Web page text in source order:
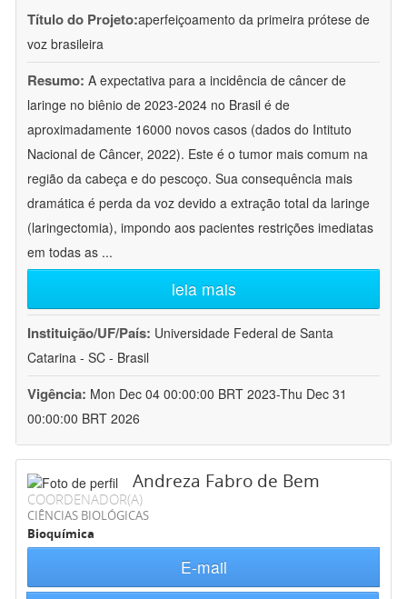
Título do Projeto:aperfeiçoamento da primeira prótese de
voz brasileira
Resumo: A expectativa para a incidência de câncer de
laringe no biênio de 2023-2024 no Brasil é de
aproximadamente 16000 novos casos (dados do Intituto
Nacional de Câncer, 2022). Este é o tumor mais comum na
região da cabeça e do pescoço. Sua consequência mais
dramática é perda da voz devido a extração total da laringe
(laringectomia), impondo aos pacientes restrições imediatas
em todas as ...
leia mais
Instituição/UF/País: Universidade Federal de Santa
Catarina - SC - Brasil
Vigência: Mon Dec 04 00:00:00 BRT 2023-Thu Dec 31
00:00:00 BRT 2026
Andreza Fabro de Bem
COORDENADOR(A)
CIÊNCIAS BIOLÓGICAS
Bioquímica
E-mail